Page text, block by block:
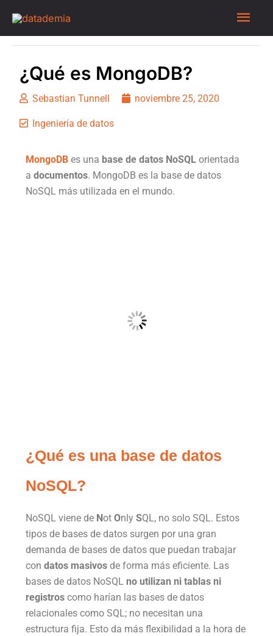
¿Qué es MongoDB?
Sebastian Tunnell noviembre 25, 2020
Ingeniería de datos
MongoDB es una base de datos NoSQL orientada
adocumentos. MongoDB es la base de datos
NoSQL más utilizada en el mundo.
¿Qué es una base de datos
NoSQL?
NoSQL viene de NotOnlySQL, no solo SQL. Estos
tipos de bases de datos surgen por una gran
demanda de bases de datos que puedan trabajar
condatos masivos de forma más eficiente. Las
bases de datos NoSQL no utilizan ni tablas ni
registros como harían las bases de datos
relacionales como SQL; no necesitan una
estructura fija. Esto da más flexibilidad a la hora de